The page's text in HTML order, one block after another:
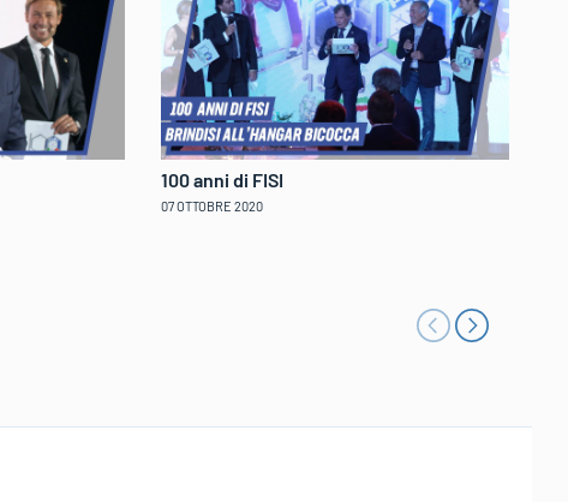
100 anni di FISI
07 OTTOBRE 2020